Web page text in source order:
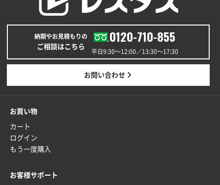
納期やお見積もりの
ご相談はこちら
0120-710-855
平日9:30〜12:00／13:30〜17:30
お問い合わせ
お買い物
カート
ログイン
もう一度購入
お客様サポート